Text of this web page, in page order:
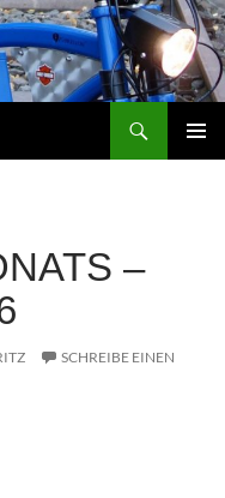
–
SCHREIBE EINEN